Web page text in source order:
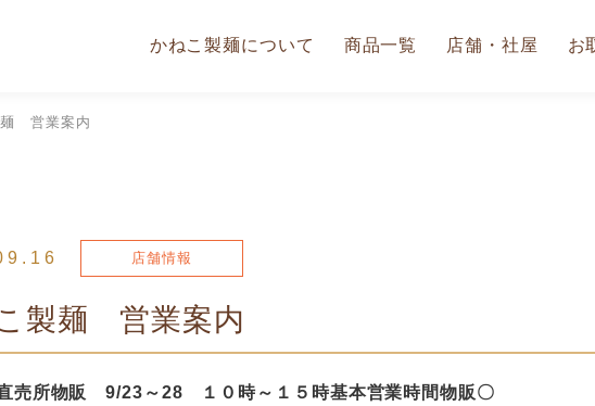
かねこ製麺について 商品一覧 店舗・社屋 お
麺 営業案内
店舗情報
製麺 営業案内
売所物販 9/23～28 １０時～１５時基本営業時間物販〇